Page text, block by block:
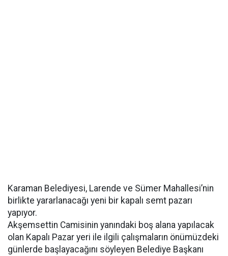
Karaman Belediyesi, Larende ve Sümer Mahallesi’nin
birlikte yararlanacağı yeni bir kapalı semt pazarı
yapıyor.
Akşemsettin Camisinin yanındaki boş alana yapılacak
olan Kapalı Pazar yeri ile ilgili çalışmaların önümüzdeki
günlerde başlayacağını söyleyen Belediye Başkanı